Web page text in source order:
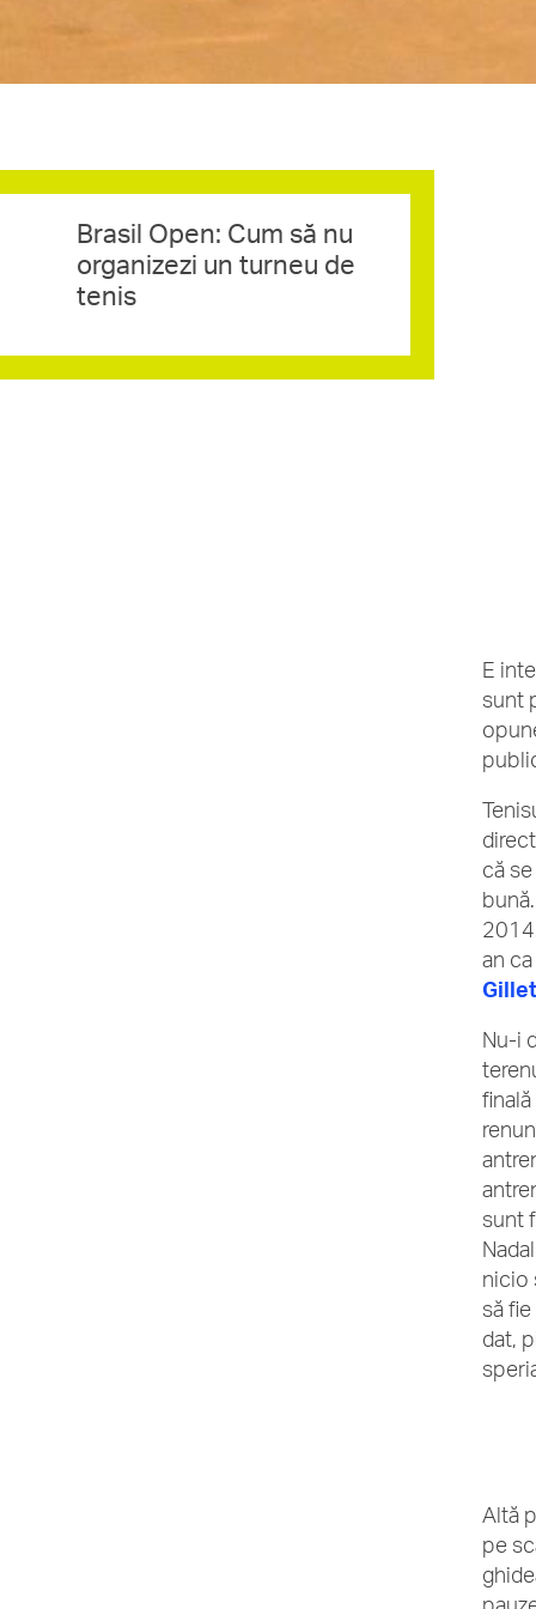
Brasil Open: Cum să nu
organizezi un turneu de
tenis
E
sunt
că
an
Nu-i
finală
sunt
nicio
să
dat,
Altă
pe